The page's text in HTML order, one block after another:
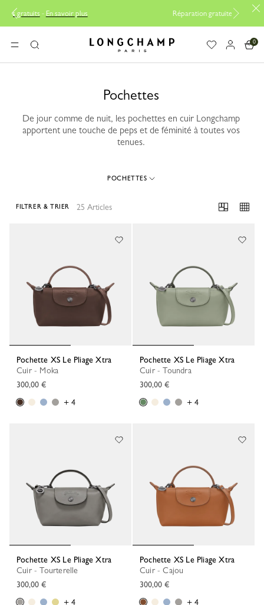
plus Découvrir le service de
MENURechercher Longchamp - Accueil
0
Pochettes
De jour comme de nuit, les pochettes en cuir Longchamp
apportent une touche de peps et de féminité à toutes vos
tenues.
POCHETTES
25 Articles
FILTRER & TRIER
Pochette XS Le Pliage Xtra
Cuir - Moka
300,00 €
+ 4
Pochette XS Le Pliage Xtra
Cuir - Toundra
300,00 €
+ 4
Pochette XS Le Pliage Xtra
Cuir - Tourterelle
300,00 €
+ 4
Pochette XS Le Pliage Xtra
Cuir - Cajou
300,00 €
+ 4